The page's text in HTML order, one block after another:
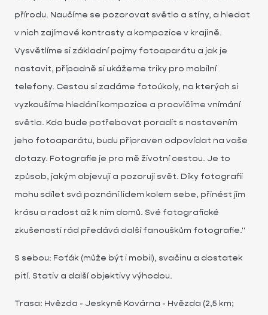
přírodu. Naučíme se pozorovat světlo a stíny, a hledat
v nich zajímavé kontrasty a kompozice v krajině.
Vysvětlíme si základní pojmy fotoaparátu a jak je
nastavit, případně si ukážeme triky pro mobilní
telefony. Cestou si zadáme fotoúkoly, na kterých si
vyzkoušíme hledání kompozice a procvičíme vnímání
světla. Kdo bude potřebovat poradit s nastavením
jeho fotoaparátu, budu připraven odpovídat na vaše
dotazy. Fotografie je pro mě životní cestou. Je to
způsob, jakým objevuji a pozoruji svět. Díky fotografii
mohu sdílet svá poznání lidem kolem sebe, přinést jim
krásu a radost až k nim domů. Své fotografické
zkušenosti rád předává další fanouškům fotografie."
S sebou: Foťák (může být i mobil), svačinu a dostatek
pití. Stativ a další objektivy výhodou.
Trasa: Hvězda - Jeskyně Kovárna - Hvězda (2,5 km;